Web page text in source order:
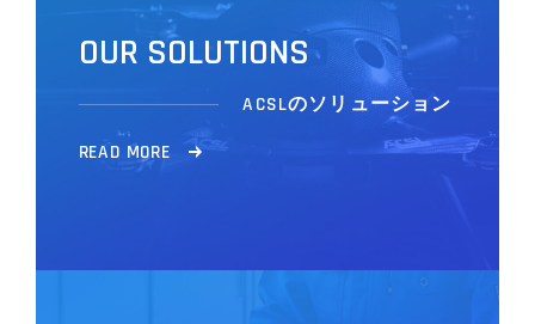
OUR SOLUTIONS
ACSLのソリューション
READ MORE